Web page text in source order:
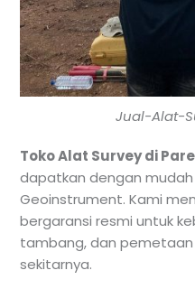
Jual-Alat-
Toko Alat Survey di
dapatkan dengan mudah
Geoinstrument. Kami
bergaransi resmi untuk
tambang, dan pemetaan
sekitarnya.